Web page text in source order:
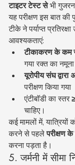
टाइटर टेस्ट से भी
यह परीक्षण इस बात की
टीके ने पर्याप्त
आवश्यकताएं:
टीकाकरण के कम
गया रक्त का नमूना
यूरोपीय संघ द्वारा
परीक्षण किया गया
एंटीबॉडी का स्तर
चाहिए।
कई मामलों में, यात्रियों
करने से पहले परीक्षण
करना पड़ता है।
5. जर्मनी में सीमा